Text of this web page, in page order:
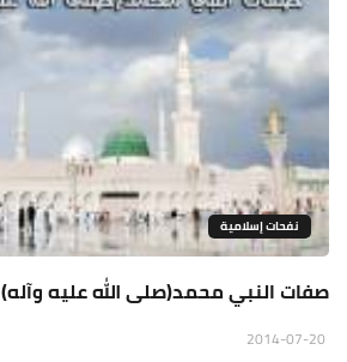
نفحات إسلامية
صفات النبي محمد(صلى الله عليه وآله)